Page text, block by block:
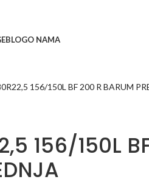
BLOGO NAMA
156/150L BF 200 R BARUM
156/150L